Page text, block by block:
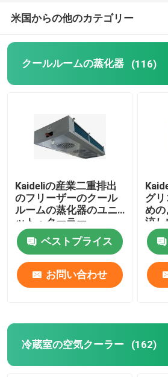
米国からの他のカテゴリー
クールルームの蒸化器 (116)
Kaideliの産業二重排出
のフリーザーのクール
ルームの蒸化器のユニ
ット・クーラー
ベストプライス
お問い合わせ
グ
めの
涼し
位
冷蔵室の空気クーラー (162)